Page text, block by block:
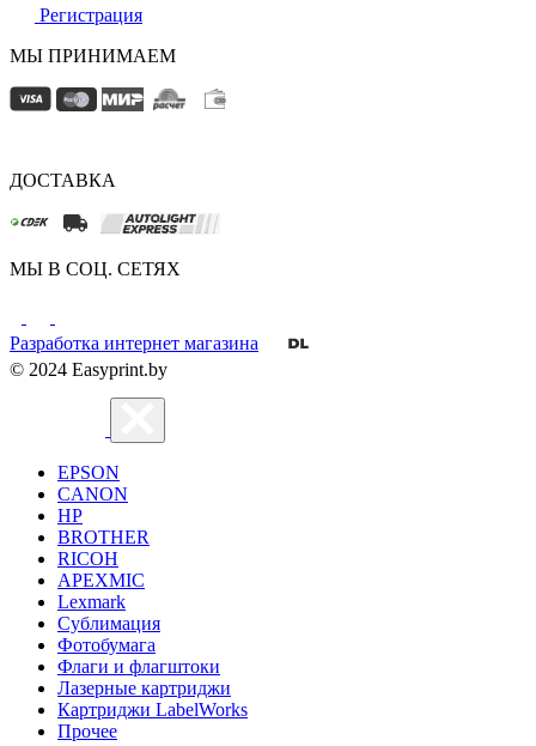
Регистрация
МЫ ПРИНИМАЕМ
ДОСТАВКА
МЫ В СОЦ. СЕТЯХ
Разработка интернет магазина
© 2024 Easyprint.by
EPSON
CANON
HP
BROTHER
RICOH
APEXMIC
Lexmark
Сублимация
Фотобумага
Флаги и флагштоки
Лазерные картриджи
Картриджи LabelWorks
Прочее